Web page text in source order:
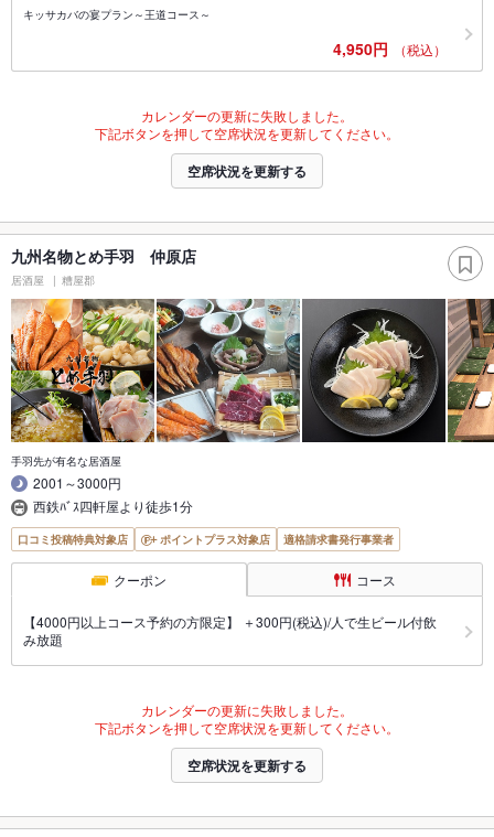
キッサカバの宴プラン～王道コース～
4,950円 （税込）
カレンダーの更新に失敗しました。
下記ボタンを押して空席状況を更新してください。
空席状況を更新する
九州名物とめ手羽 仲原店
居酒屋 糟屋郡
手羽先が有名な居酒屋
2001～3000円
西鉄ﾊﾞｽ四軒屋より徒歩1分
口コミ投稿特典対象店 ポイントプラス対象店 適格請求書発行事業者
クーポン コース
【4000円以上コース予約の方限定】 ＋300円(税込)/人で生ビール付飲
み放題
カレンダーの更新に失敗しました。
下記ボタンを押して空席状況を更新してください。
空席状況を更新する